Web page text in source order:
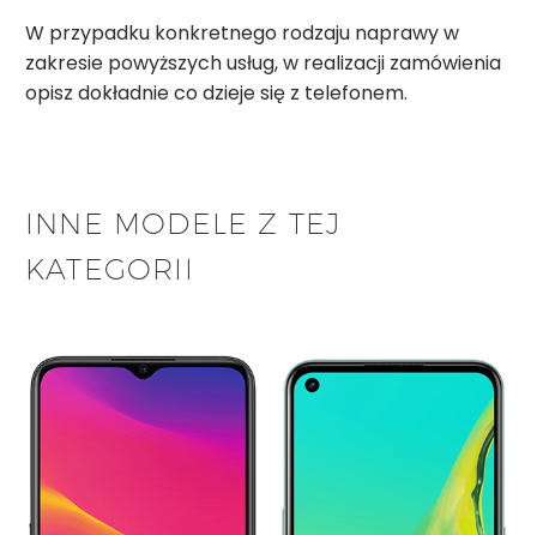
W przypadku konkretnego rodzaju naprawy w
zakresie powyższych usług, w realizacji zamówienia
opisz dokładnie co dzieje się z telefonem.
INNE MODELE Z TEJ
KATEGORII